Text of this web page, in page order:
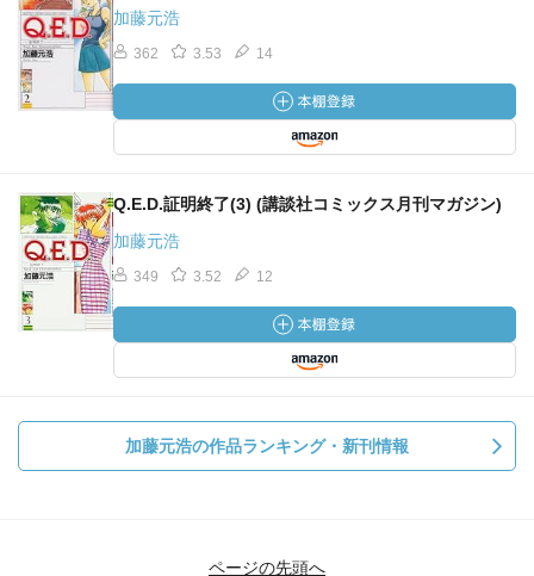
加藤元浩
362 3.53 14
Q.E.D.証明終了(3) (講談社コミックス月刊マガジン)
加藤元浩
349 3.52 12
加藤元浩の作品ランキング・新刊情報
ページの先頭へ